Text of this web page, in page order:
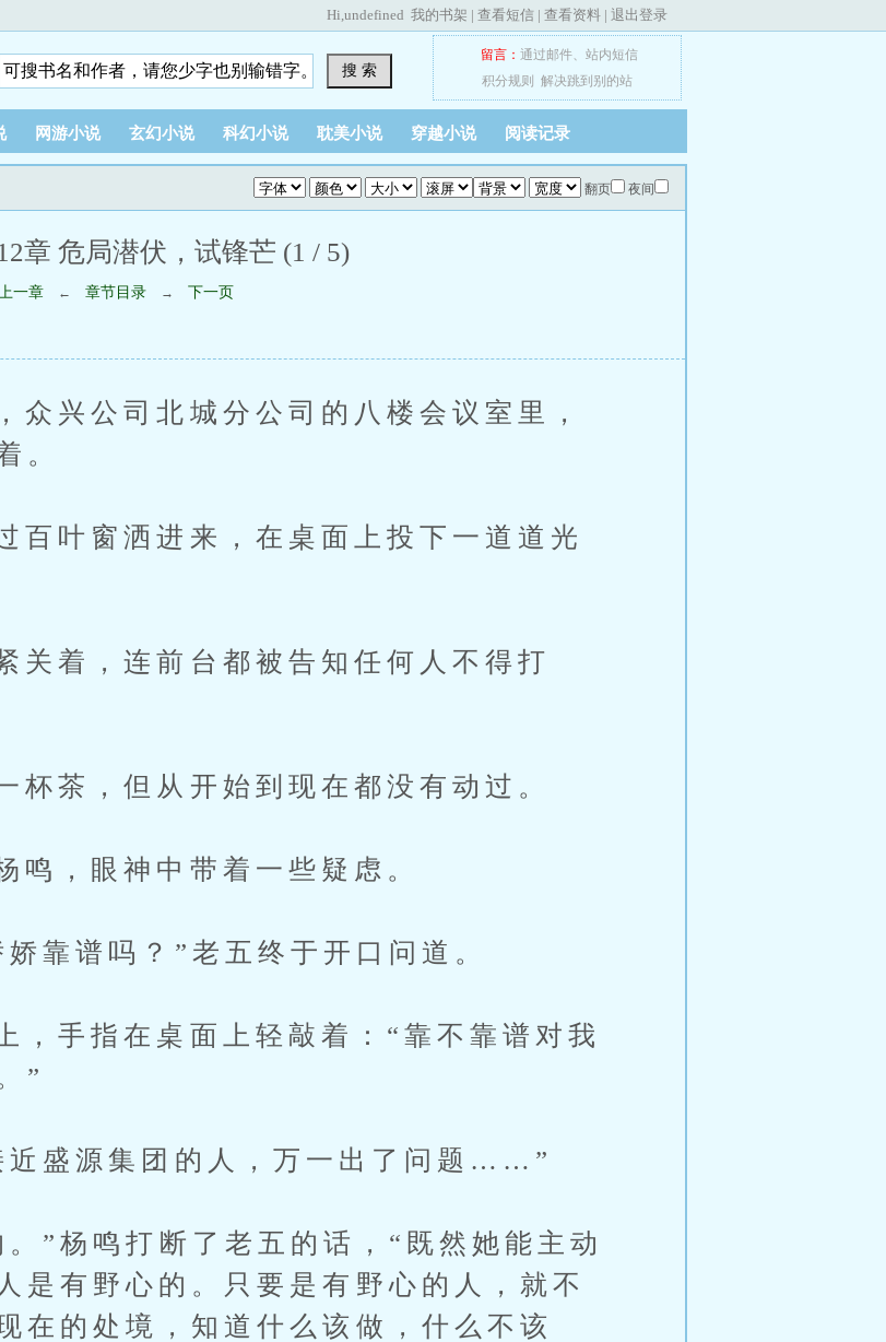
Hi,undefined 我的书架 | 查看短信 | 查看资料 | 退出登录
搜 索
留言： 通过邮件、 站内短信
积分规则
解决跳到别的站
网游小说 玄幻小说 科幻小说 耽美小说 穿越小说 阅读记录
翻页 夜间
章 危局潜伏，试锋芒 (1 / 5)
一章 ← 章节目录 → 下一页
公司北城分公司的八楼会议室里，
。
窗洒进来，在桌面上投下一道道光
，连前台都被告知任何人不得打
，但从开始到现在都没有动过。
眼神中带着一些疑虑。
谱吗？”老五终于开口问道。
指在桌面上轻敲着：“靠不靠谱对我
”
源集团的人，万一出了问题……”
鸣打断了老五的话，“既然她能主动
是有野心的。只要是有野心的人，就不
在的处境，知道什么该做，什么不该